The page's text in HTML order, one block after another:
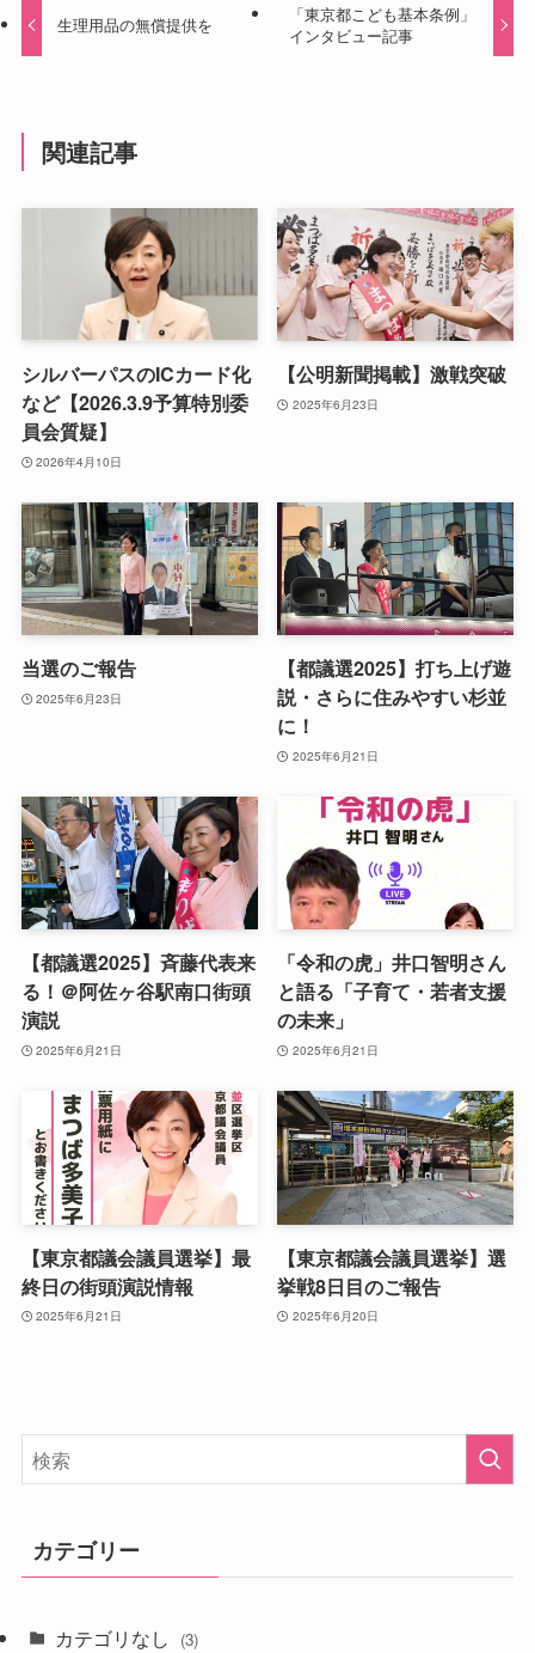
生理用品の無償提供を
「東京都こども基本条例」
インタビュー記事
関連記事
シルバーパスのICカード化
など【2026.3.9予算特別委
員会質疑】
2026年4月10日
【公明新聞掲載】激戦突破
2025年6月23日
当選のご報告
2025年6月23日
【都議選2025】打ち上げ遊
説・さらに住みやすい杉並
に！
2025年6月21日
【都議選2025】斉藤代表来
る！＠阿佐ヶ谷駅南口街頭
演説
2025年6月21日
「令和の虎」井口智明さん
と語る「子育て・若者支援
の未来」
2025年6月21日
【東京都議会議員選挙】最
終日の街頭演説情報
2025年6月21日
【東京都議会議員選挙】選
挙戦8日目のご報告
2025年6月20日
カテゴリー
カテゴリなし (3)